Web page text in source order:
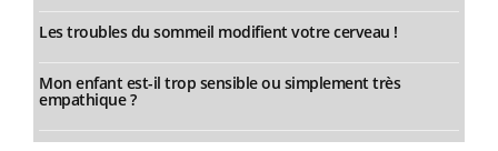
Les troubles du sommeil modifient votre cerveau !
Mon enfant est-il trop sensible ou simplement très
empathique ?